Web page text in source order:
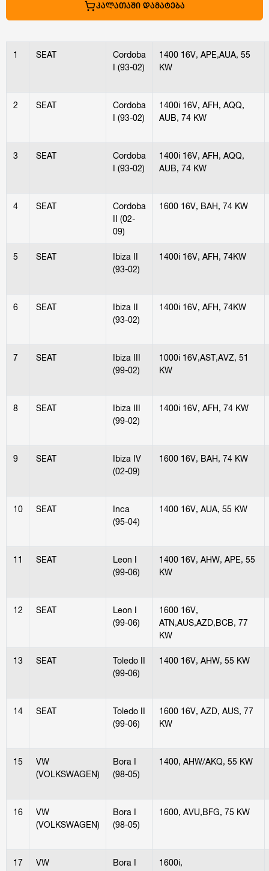
ᲙᲐᲚᲐᲗᲐᲨᲘ ᲓᲐᲛᲐᲢᲔᲑᲐ
1 SEAT
Cordoba
I (93-02)
1400 16V, APE,AUA, 55
KW
2 SEAT
Cordoba
I (93-02)
1400i 16V, AFH, AQQ,
AUB, 74 KW
3 SEAT
Cordoba
I (93-02)
1400i 16V, AFH, AQQ,
AUB, 74 KW
4 SEAT
Cordoba
II (02-
09)
1600 16V, BAH, 74 KW
5 SEAT
Ibiza II
(93-02)
1400i 16V, AFH, 74KW
6 SEAT
Ibiza II
(93-02)
1400i 16V, AFH, 74KW
7 SEAT
Ibiza III
(99-02)
1000i 16V,AST,AVZ, 51
KW
8 SEAT
Ibiza III
(99-02)
1400i 16V, AFH, 74 KW
9 SEAT
Ibiza IV
(02-09)
1600 16V, BAH, 74 KW
10 SEAT
Inca
(95-04)
1400 16V, AUA, 55 KW
11 SEAT
Leon I
(99-06)
1400 16V, AHW, APE, 55
KW
12 SEAT
Leon I
(99-06)
1600 16V,
ATN,AUS,AZD,BCB, 77
KW
13 SEAT
Toledo II
(99-06)
1400 16V, AHW, 55 KW
14 SEAT
Toledo II
(99-06)
1600 16V, AZD, AUS, 77
KW
15
VW
(VOLKSWAGEN)
Bora I
(98-05)
1400, AHW/AKQ, 55 KW
16
VW
(VOLKSWAGEN)
Bora I
(98-05)
1600, AVU,BFG, 75 KW
17
VW
Bora I
1600i,